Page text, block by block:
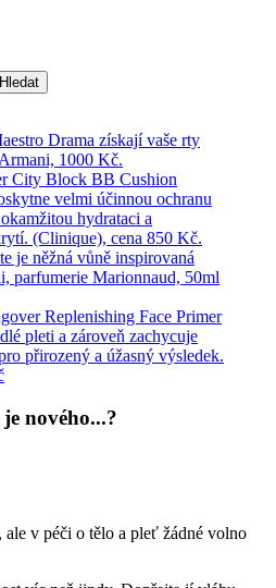
nového...?
ale v péči o tělo a pleť žádné volno